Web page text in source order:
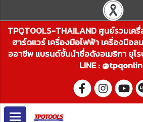
TPQTOOLS-THAILAND ศูนย์รวมเ
ฮาร์ดแวร์ เครื่องมือไฟฟ้า เครื่องมือล
ออาชีพ แบรนด์ชั้นนำชื่อดังอเมริกา ยุโ
LINE :